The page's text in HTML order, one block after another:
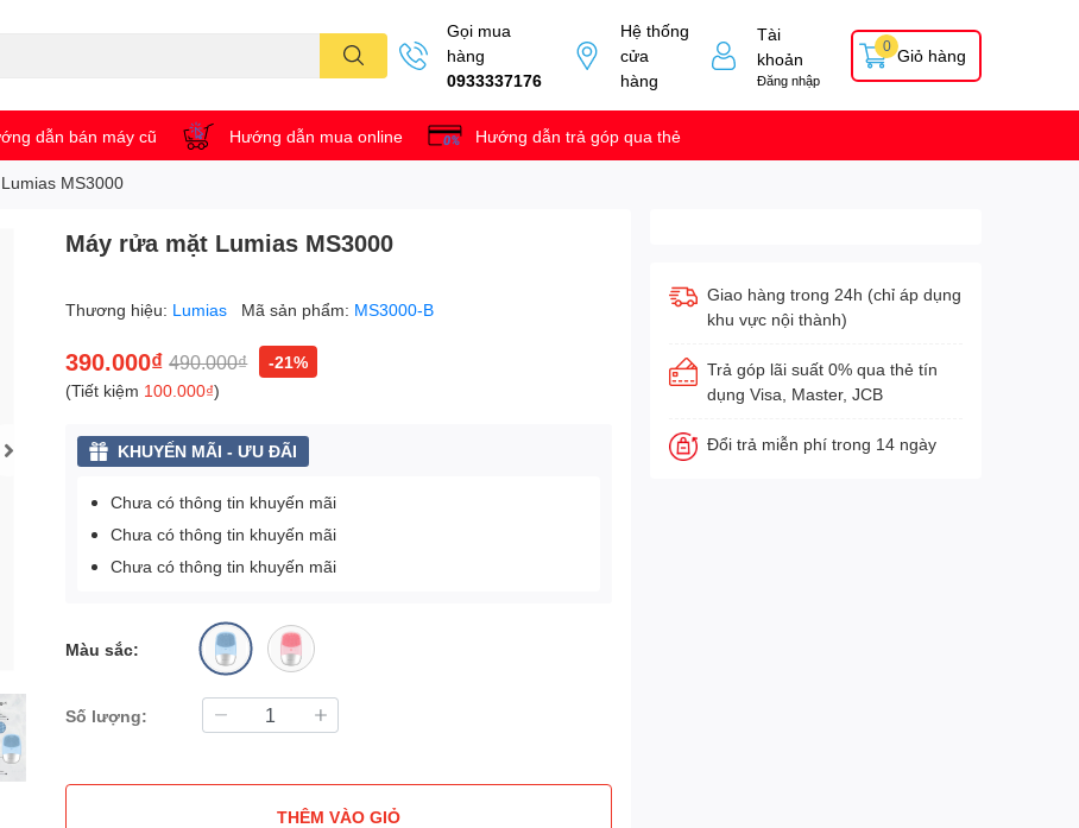
Gọi mua
hàng
0933337176
Hệ thống
cửa
hàng
Tài
khoản
Đăng nhập
Giỏ hàng
0
dẫn bán máy cũ Hướng dẫn mua online Hướng dẫn trả góp qua thẻ
MS3000
Máy rửa mặt Lumias MS3000
Thương hiệu: Lumias Mã sản phẩm: MS3000-B
390.000₫ 490.000₫
-21%
(Tiết kiệm 100.000₫)
KHUYẾN MÃI - ƯU ĐÃI
Chưa có thông tin khuyến mãi
Chưa có thông tin khuyến mãi
Chưa có thông tin khuyến mãi
Màu sắc:
Số lượng:
THÊM VÀO GIỎ
Giao hàng trong 24h (chỉ áp dụng
khu vực nội thành)
Trả góp lãi suất 0% qua thẻ tín
dụng Visa, Master, JCB
Đổi trả miễn phí trong 14 ngày